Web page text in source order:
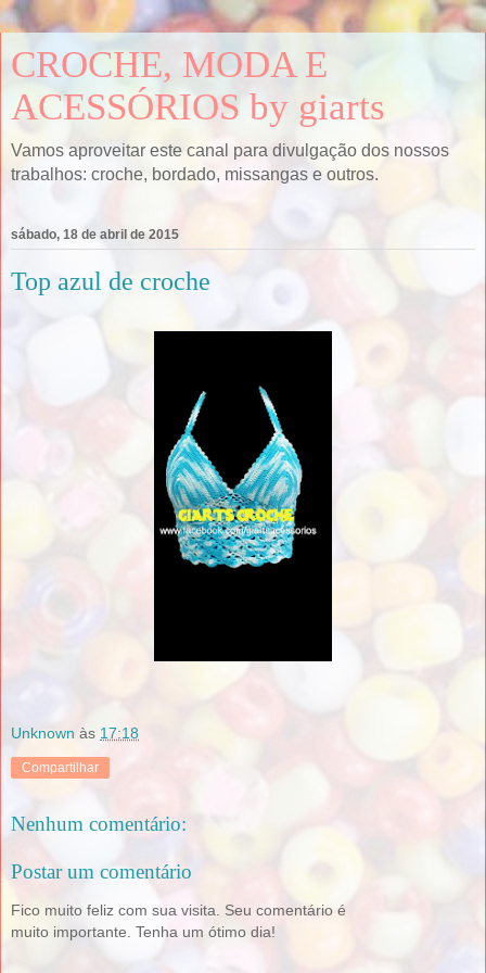
CROCHE, MODA E
ACESSÓRIOS by giarts
Vamos aproveitar este canal para divulgação dos nossos
trabalhos: croche, bordado, missangas e outros.
sábado, 18 de abril de 2015
Top azul de croche
Unknown às 17:18
Compartilhar
Nenhum comentário:
Postar um comentário
Fico muito feliz com sua visita. Seu comentário é
muito importante. Tenha um ótimo dia!